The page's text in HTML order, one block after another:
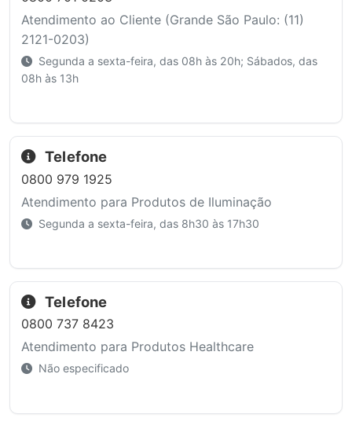
Atendimento ao Cliente (Grande São Paulo: (11)
2121-0203)
Segunda a sexta-feira, das 08h às 20h; Sábados, das
08h às 13h
Telefone
0800 979 1925
Atendimento para Produtos de Iluminação
Segunda a sexta-feira, das 8h30 às 17h30
Telefone
0800 737 8423
Atendimento para Produtos Healthcare
Não especificado